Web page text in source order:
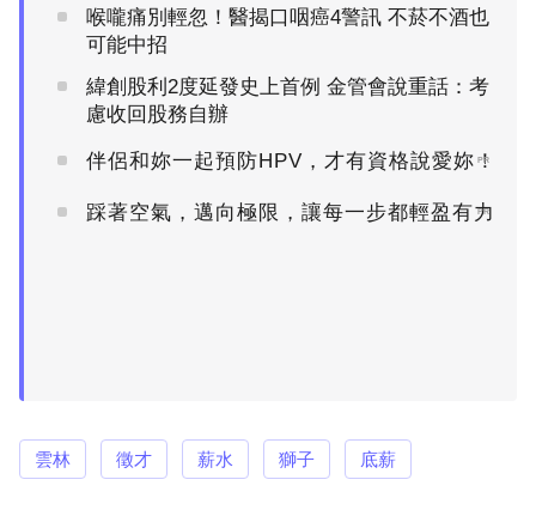
喉嚨痛別輕忽！醫揭口咽癌4警訊 不菸不酒也
可能中招
緯創股利2度延發史上首例 金管會說重話：考
慮收回股務自辦
伴侶和妳一起預防HPV，才有資格說愛妳！
PR
踩著空氣，邁向極限，讓每一步都輕盈有力
PR
雲林 徵才 薪水 獅子 底薪